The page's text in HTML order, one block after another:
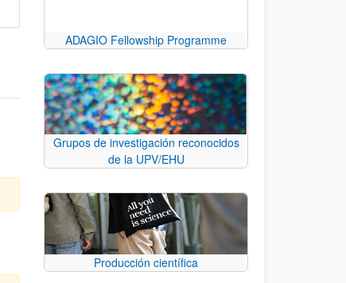
ADAGIO Fellowship Programme
Grupos de investigación reconocidos
de la UPV/EHU
Producción científica